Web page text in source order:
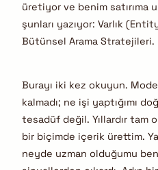
üretiyor ve benim satırıma
şunları yazıyor: Varlık
Bütünsel Arama Stratejileri.
Burayı iki kez okuyun.
kalmadı; ne işi yaptığımı
tesadüf değil. Yıllardır tam
bir biçimde içerik ürettim.
neyde uzman olduğumu